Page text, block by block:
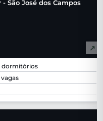
São José dos Campos
↗
dormitórios
vagas